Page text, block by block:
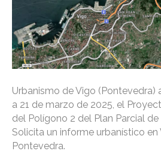
Urbanismo de Vigo (Pontevedra)
a 21 de marzo de 2025, el
del Polígono 2 del Plan Parcial de
Solicita un informe urbanístico en
Pontevedra.